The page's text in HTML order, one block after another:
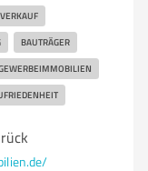
BAUTRÄGER